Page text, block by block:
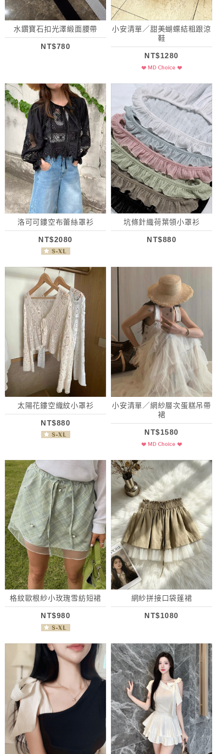
水鑽寶石扣光澤緞面腰帶
NT$780
小安清單／甜美蝴蝶結粗跟涼
鞋
NT$1280
洛可可鏤空布蕾絲罩衫
NT$2080
坑條針織荷葉領小罩衫
NT$880
太陽花鏤空織紋小罩衫
NT$880
小安清單／網紗層次蛋糕吊帶
裙
NT$1580
格紋歐根紗小玫瑰雪紡短裙
NT$980
網紗拼接口袋蓬裙
NT$1080